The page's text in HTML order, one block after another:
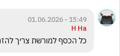
15:49 - 01.06.2026
H Ha
כל הכסף למורשת צריך